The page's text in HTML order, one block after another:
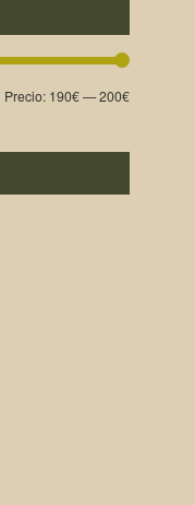
Precio: 190€—200€